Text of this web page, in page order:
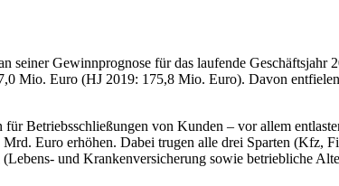
Gewinnprognose für das laufende Geschäftsjahr
Mio. Euro (HJ 2019: 175,8 Mio. Euro). Davon
Betriebsschließungen von Kunden – vor allem
Euro erhöhen. Dabei trugen alle drei Sparten (Kfz,
und Krankenversicherung sowie betriebliche